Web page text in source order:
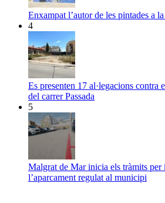
Enxampat l’autor de les pintades a
4
Es presenten 17 al·legacions contra
del carrer Passada
5
Malgrat de Mar inicia els tràmits per
l’aparcament regulat al municipi